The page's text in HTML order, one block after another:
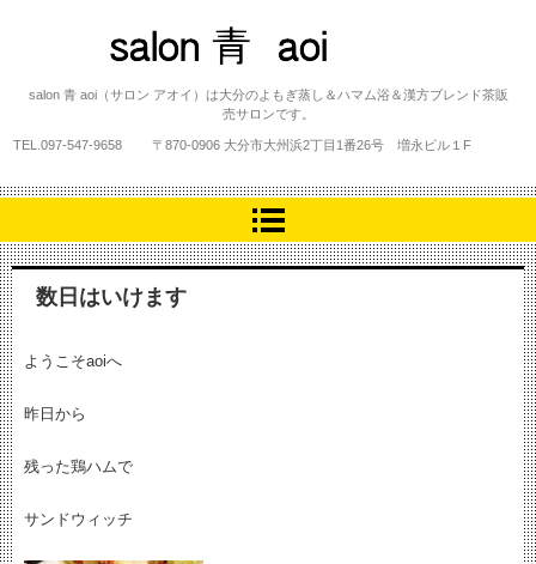
salon 青 aoi
salon 青 aoi（サロン アオイ）は大分のよもぎ蒸し＆ハマム浴＆漢方ブレンド茶販
売サロンです。
TEL. 097-547-9658 〒870-0906 大分市大州浜2丁目1番26号 増永ビル１F
数日はいけます
ようこそaoiへ
昨日から
残った鶏ハムで
サンドウィッチ